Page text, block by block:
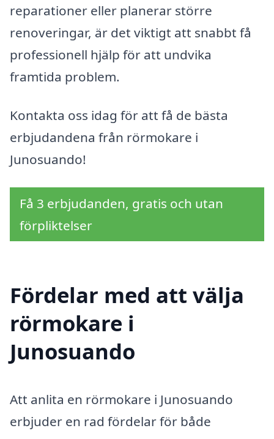
reparationer eller planerar större
renoveringar, är det viktigt att snabbt få
professionell hjälp för att undvika
framtida problem.
Kontakta oss idag för att få de bästa
erbjudandena från rörmokare i
Junosuando!
Få 3 erbjudanden, gratis och utan
förpliktelser
Fördelar med att välja
rörmokare i
Junosuando
Att anlita en rörmokare i Junosuando
erbjuder en rad fördelar för både